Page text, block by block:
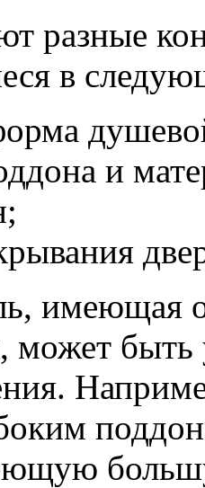
разные
в
и
имеющая
может быть